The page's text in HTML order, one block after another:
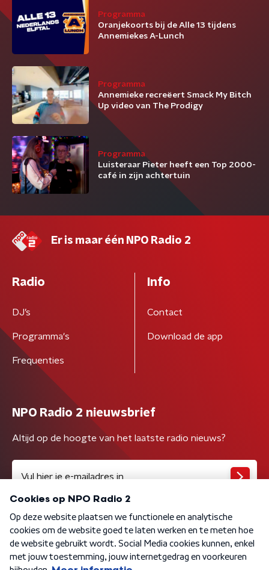
Programma
Oranjekoorts bij de Alle 13 tijdens
Annemiekes A-Lunch
Programma
Annemieke recreëert Smack My Bitch
Up video van The Prodigy
Programma
Luisteraar Pieter heeft een Top 2000-
café in zijn achtertuin
Er is maar één NPO Radio 2
Radio
DJ’s
Programma's
Frequenties
Info
Contact
Download de app
NPO Radio 2 nieuwsbrief
Altijd op de hoogte van het laatste radio nieuws?
Algemene voorwaarden